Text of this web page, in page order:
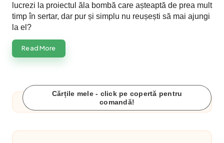
lucrezi la proiectul ăla bombă care așteaptă de prea mult
timp în sertar, dar pur și simplu nu reușești să mai ajungi
la el?
Read More
Cărțile mele - click pe copertă pentru
comandă!